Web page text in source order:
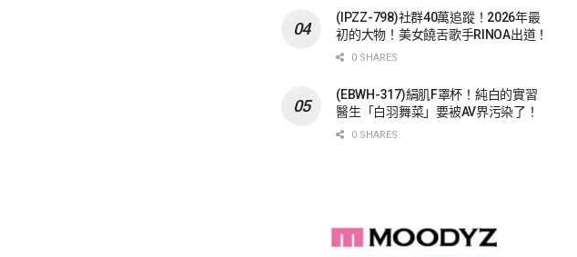
(IPZZ-798)社群40萬追蹤！2026年最
初的大物！美女饒舌歌手RINOA出道！
0 SHARES
(EBWH-317)絹肌F罩杯！純白的實習
醫生「白羽舞菜」要被AV界污染了！
0 SHARES